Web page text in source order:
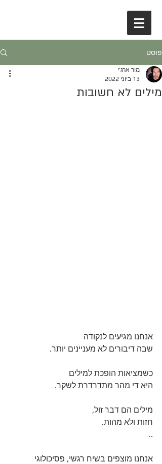
פוסט
מילים לא חשובות
מור ארג'י
13 ביוני 2022
אנחנו מגיעים לנקודה
שבה דיבורים לא מעניינים יותר.
כשמציאות הופכת למילים
היא די מהר מתדרדרת לשקר.
מילים הם דבר זול,
חזות ולא מהות.
..
אנחנו מוצפים בשיח רגשי, פסיכולוגי